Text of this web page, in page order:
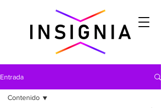
Entrada
Contenido